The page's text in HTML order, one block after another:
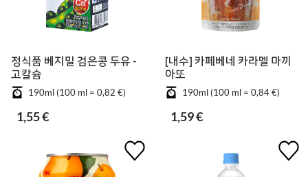
정식품 베지밀 검은콩 두유 -
고칼슘
190ml (100 ml = 0,82 €)
1,55 €
[내수] 카페베네 카라멜 마끼
아또
190ml (100 ml = 0,84 €)
1,59 €